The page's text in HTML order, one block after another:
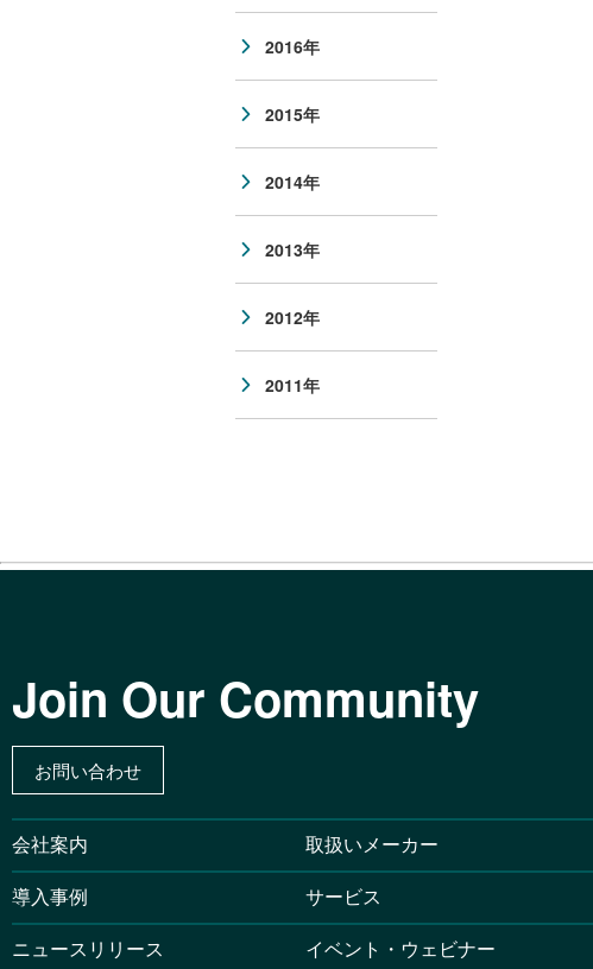
2016年
2015年
2014年
2013年
2012年
2011年
Join Our Community
お問い合わせ
会社案内 取扱いメーカー
導入事例
サービス
ニュースリリース
イベント・ウェビナー